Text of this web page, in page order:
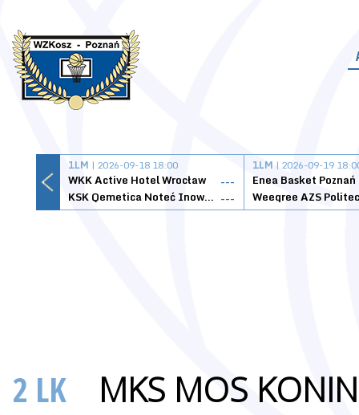
1LM | 2026-09-18 18:00
WKK Active Hotel Wrocław
---
KSK Qemetica Noteć Inowrocław ---
1LM | 2026-09-19
Enea Basket Poznań
2 LK MKS MOS KONIN